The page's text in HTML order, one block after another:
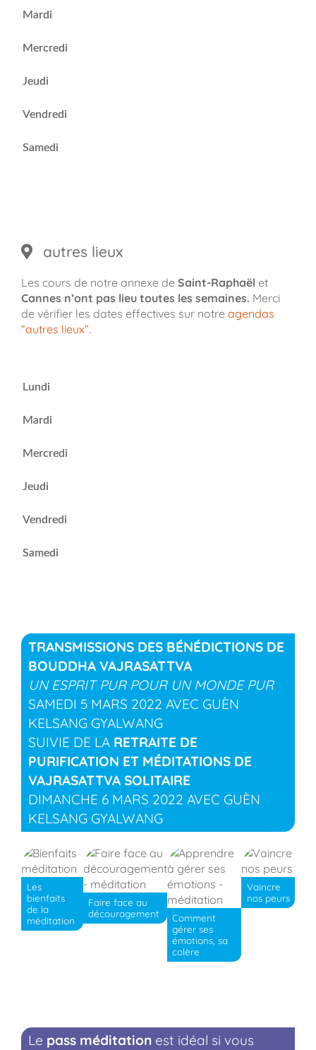
Mardi
Mercredi
Jeudi
Vendredi
Samedi
autres lieux
Les cours de notre annexe de Saint-Raphaël et
Cannes n’ont pas lieu toutes les semaines. Merci
de vérifier les dates effectives sur notre agendas
“autres lieux”.
Lundi
Mardi
Mercredi
Jeudi
Vendredi
Samedi
TRANSMISSIONS DES BÉNÉDICTIONS DE
BOUDDHA VAJRASATTVA
UN ESPRIT PUR POUR UN MONDE PUR
SAMEDI 5 MARS 2022 AVEC GUÈN
KELSANG GYALWANG
SUIVIE DE LA RETRAITE DE
PURIFICATION ET MÉDITATIONS DE
VAJRASATTVA SOLITAIRE
DIMANCHE 6 MARS 2022 AVEC GUÈN
KELSANG GYALWANG
Les
bienfaits
de la
méditation
Faire face au
découragement
Comment
gérer ses
émotions, sa
colère
Vaincre
nos peurs
Le pass méditationest idéal si vous